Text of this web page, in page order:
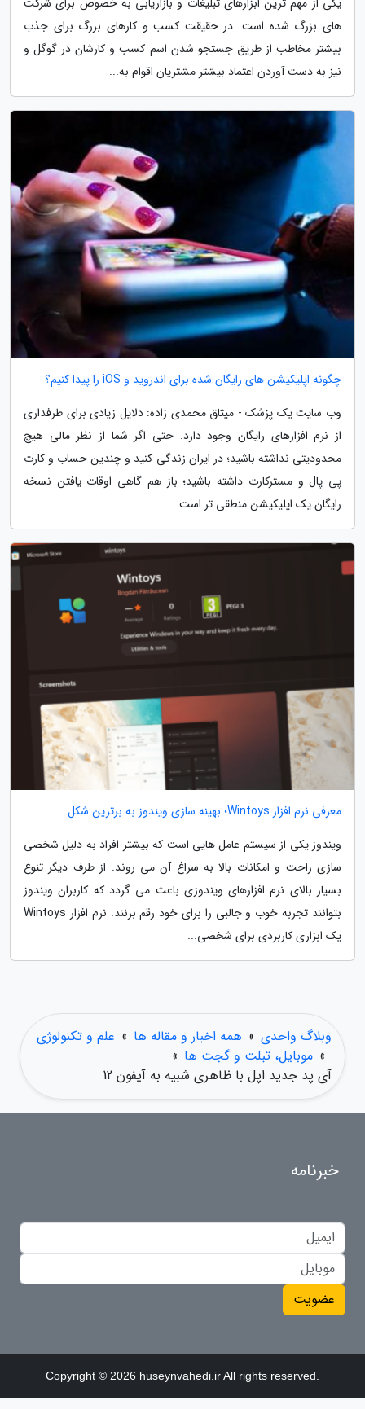
های بزرگ شده است. در حقیقت کسب و کارهای بزرگ برای جذب
بیشتر مخاطب از طریق جستجو شدن اسم کسب و کارشان در گوگل و
نیز به دست آوردن اعتماد بیشتر مشتریان اقوام به...
چگونه اپلیکیشن های رایگان شده برای اندروید و iOS را پیدا کنیم؟
وب سایت یک پزشک - میثاق محمدی زاده: دلایل زیادی برای طرفداری
از نرم افزارهای رایگان وجود دارد. حتی اگر شما از نظر مالی هیچ
محدودیتی نداشته باشید؛ در ایران زندگی کنید و چندین حساب و کارت
پی پال و مسترکارت داشته باشید؛ باز هم گاهی اوقات یافتن نسخه
رایگان یک اپلیکیشن منطقی تر است.
معرفی نرم افزار Wintoys؛ بهینه سازی ویندوز به برترین شکل
ویندوز یکی از سیستم عامل هایی است که بیشتر افراد به دلیل شخصی
سازی راحت و امکانات بالا به سراغ آن می روند. از طرف دیگر تنوع
بسیار بالای نرم افزارهای ویندوزی باعث می گردد که کاربران ویندوز
بتوانند تجربه خوب و جالبی را برای خود رقم بزنند. نرم افزار Wintoys
یک ابزاری کاربردی برای شخصی...
وبلاگ واحدی » همه اخبار و مقاله ها » علم و تکنولوژی
» موبایل، تبلت و گجت ها »
آی پد جدید اپل با ظاهری شبیه به آیفون 12
خبرنامه
عضویت
Copyright © 2026 huseynvahedi.ir All rights reserved.